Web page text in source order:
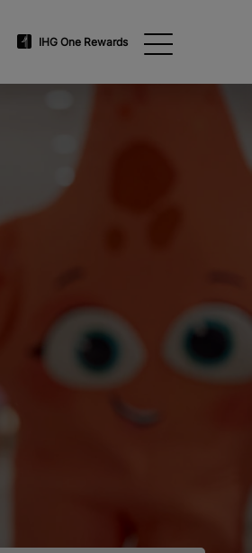
IHG One Rewards